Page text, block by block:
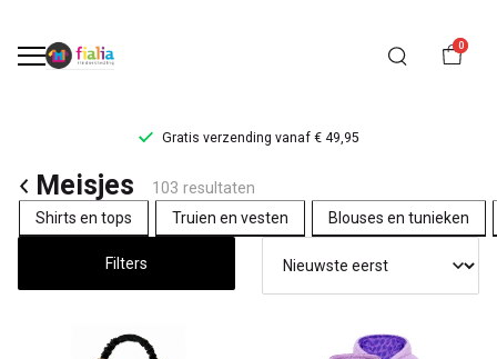
0
vanaf € 49,95
Meisjes
kleding
FiaLia
Meisjes
103 resultaten
Shirts en tops
Truien en vesten Blouses en tunieken
Filters